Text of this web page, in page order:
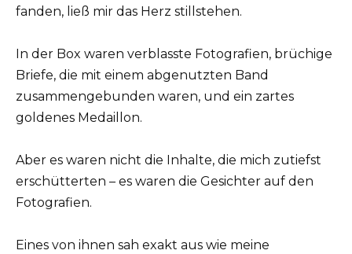
fanden, ließ mir das Herz stillstehen.
In der Box waren verblasste Fotografien, brüchige
Briefe, die mit einem abgenutzten Band
zusammengebunden waren, und ein zartes
goldenes Medaillon.
Aber es waren nicht die Inhalte, die mich zutiefst
erschütterten – es waren die Gesichter auf den
Fotografien.
Eines von ihnen sah exakt aus wie meine